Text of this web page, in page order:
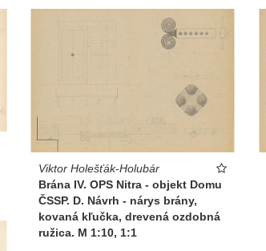
Viktor Holešťák-Holubár
Brána IV. OPS Nitra - objekt Domu
ČSSP. D. Návrh - nárys brány,
kovaná kľučka, drevená ozdobná
ružica. M 1:10, 1:1